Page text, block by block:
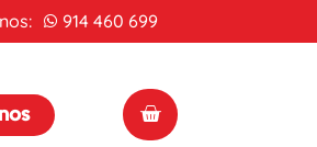
914 460 699